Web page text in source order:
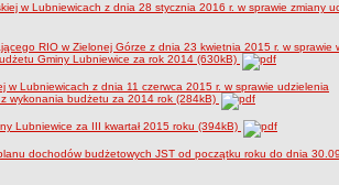
w Lubniewicach z dnia 28 stycznia 2016 r. w sprawie zmiany
RIO w Zielonej Górze z dnia 23 kwietnia 2015 r. w sprawie
Gminy Lubniewice za rok 2014 (630kB)
w Lubniewicach z dnia 11 czerwca 2015 r. w sprawie udzielenia
wykonania budżetu za 2014 rok (284kB)
Lubniewice za III kwartał 2015 roku (394kB)
dochodów budżetowych JST od początku roku do dnia